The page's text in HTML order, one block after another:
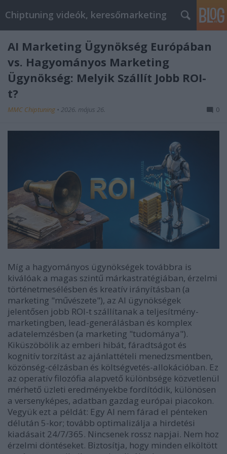
Chiptuning videók, keresőmarketing
AI Marketing Ügynökség Európában
vs. Hagyományos Marketing
Ügynökség: Melyik Szállít Jobb ROI-
t?
MMC Chiptuning • 2026. május 26. 0
Míg a hagyományos ügynökségek továbbra is
kiválóak a magas szintű márkastratégiában, érzelmi
történetmesélésben és kreatív irányításban (a
marketing "művészete"), az AI ügynökségek
jelentősen jobb ROI-t szállítanak a teljesítmény-
marketingben, lead-generálásban és komplex
adatelemzésben (a marketing "tudománya").
Kiküszöbölik az emberi hibát, fáradtságot és
kognitív torzítást az ajánlattételi menedzsmentben,
közönség-célzásban és költségvetés-allokációban. Ez
az operatív filozófia alapvető különbsége közvetlenül
mérhető üzleti eredményekbe fordítódik, különösen
a versenyképes, adatban gazdag európai piacokon.
Vegyük ezt a példát: Egy AI nem fárad el pénteken
délután 5-kor; tovább optimalizálja a hirdetési
kiadásait 24/7/365. Nincsenek rossz napjai. Nem hoz
érzelmi döntéseket. Biztosítja, hogy minden elköltött